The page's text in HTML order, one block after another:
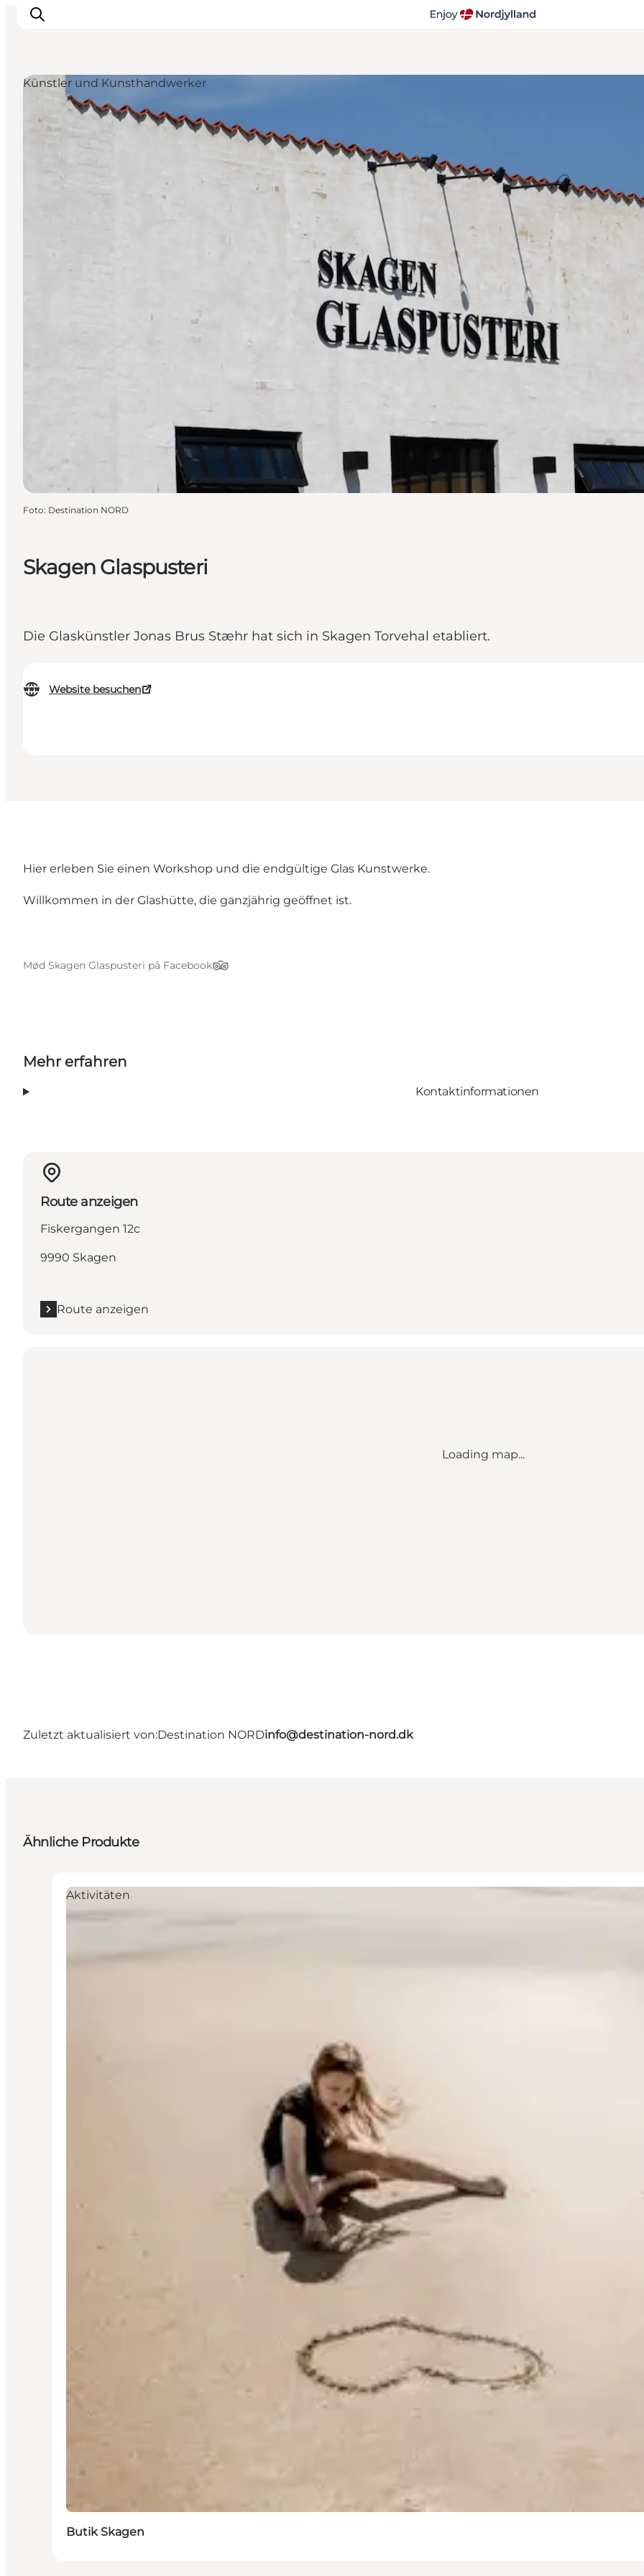
Erlebnisse
Reiseplanung
Guides
Skagen Glaspusteri
Die Glaskünstler Jonas Brus Stæhr hat sich in Skagen Torvehal etabliert.
Website besuchen
Künstler und Kunsthandwerker
Foto: Destination NORD
Hier erleben Sie einen Workshop und die endgültige Glas Kunstwerke.
Willkommen in der Glashütte, die ganzjährig geöffnet ist.
Mød Skagen Glaspusteri på Facebook
Tripadvisor
Mehr erfahren
Kontaktinformationen
Route anzeigen
Fiskergangen 12c
9990 Skagen
Route anzeigen
Loading map...
Zuletzt aktualisiert von:Destination NORDinfo@destination-nord.dk
Ähnliche Produkte
Aktivitäten
Butik Skagen